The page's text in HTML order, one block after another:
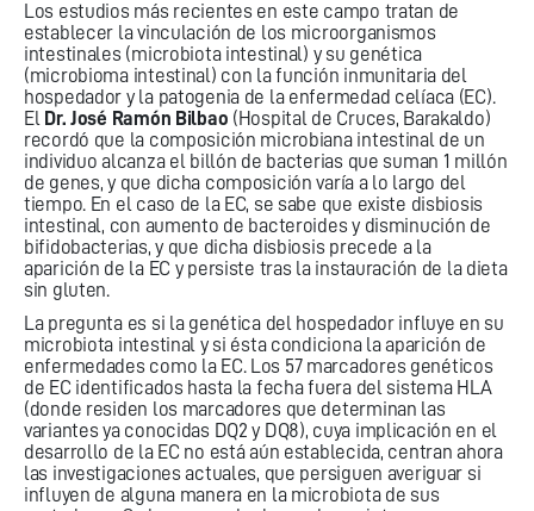
Los estudios más recientes en este campo tratan de
establecer la vinculación de los microorganismos
intestinales (microbiota intestinal) y su genética
(microbioma intestinal) con la función inmunitaria del
hospedador y la patogenia de la enfermedad celíaca (EC).
El Dr. José Ramón Bilbao (Hospital de Cruces, Barakaldo)
recordó que la composición microbiana intestinal de un
individuo alcanza el billón de bacterias que suman 1 millón
de genes, y que dicha composición varía a lo largo del
tiempo. En el caso de la EC, se sabe que existe disbiosis
intestinal, con aumento de bacteroides y disminución de
bifidobacterias, y que dicha disbiosis precede a la
aparición de la EC y persiste tras la instauración de la dieta
sin gluten.
La pregunta es si la genética del hospedador influye en su
microbiota intestinal y si ésta condiciona la aparición de
enfermedades como la EC. Los 57 marcadores genéticos
de EC identificados hasta la fecha fuera del sistema HLA
(donde residen los marcadores que determinan las
variantes ya conocidas DQ2 y DQ8), cuya implicación en el
desarrollo de la EC no está aún establecida, centran ahora
las investigaciones actuales, que persiguen averiguar si
influyen de alguna manera en la microbiota de sus